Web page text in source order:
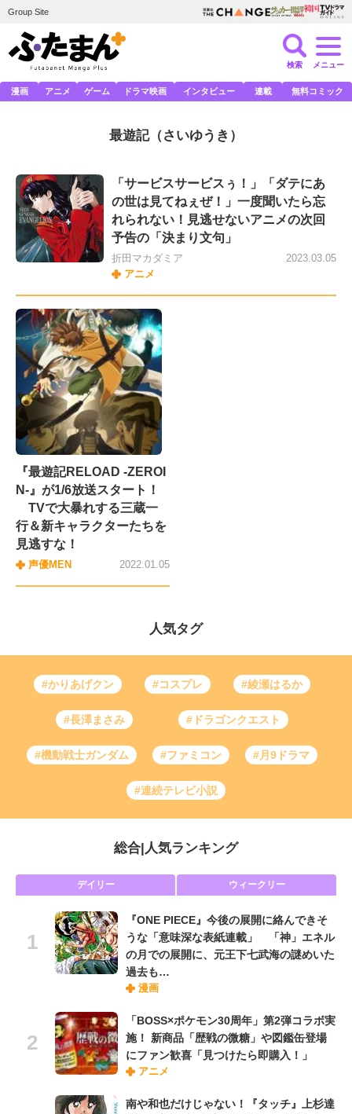
Group Site
検索 メニュー
漫画 アニメ ゲーム ドラマ映画 インタビュー 連載 無料コミック
最遊記（さいゆうき）
「サービスサービスぅ！」「ダテにあ
の世は見てねぇぜ！」一度聞いたら忘
れられない！見逃せないアニメの次回
予告の「決まり文句」
折田マカダミア
アニメ
2023.03.05
『最遊記RELOAD -ZEROI
N-』が1/6放送スタート！
TVで大暴れする三蔵一
行＆新キャラクターたちを
見逃すな！
声優MEN 2022.01.05
人気タグ
#かりあげクン #コスプレ #綾瀬はるか
#長澤まさみ #ドラゴンクエスト
#機動戦士ガンダム #ファミコン #月9ドラマ
#連続テレビ小説
総合 人気ランキング
デイリー ウィークリー
『ONE PIECE』今後の展開に絡んできそ
うな「意味深な表紙連載」 「神」エネル
の月での展開に、元王下七武海の謎めいた
過去も…
漫画
「BOSS×ポケモン30周年」第2弾コラボ実
施！ 新商品「歴戦の微糖」や図鑑缶登場
にファン歓喜「見つけたら即購入！」
アニメ
南や和也だけじゃない！『タッチ』上杉達